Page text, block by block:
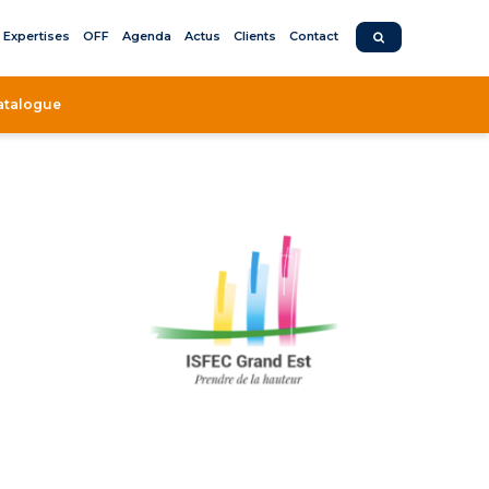
Expertises OFF Agenda Actus Clients Contact